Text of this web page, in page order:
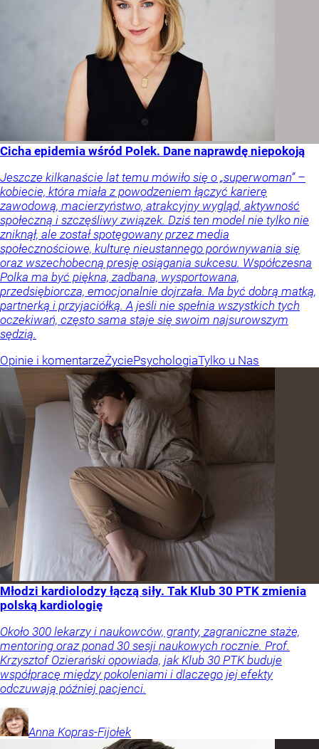
Cicha epidemia wśród Polek. Dane naprawdę niepokoją
Jeszcze kilkanaście lat temu mówiło się o „superwoman” –
kobiecie, która miała z powodzeniem łączyć karierę
zawodową, macierzyństwo, atrakcyjny wygląd, aktywność
społeczną i szczęśliwy związek. Dziś ten model nie tylko nie
zniknął, ale został spotęgowany przez media
społecznościowe, kulturę nieustannego porównywania się
oraz wszechobecną presję osiągania sukcesu. Współczesna
Polka ma być piękna, zadbana, wysportowana,
przedsiębiorcza, emocjonalnie dojrzała. Ma być dobrą matką,
partnerką i przyjaciółką. A jeśli nie spełnia wszystkich tych
oczekiwań, często sama staje się swoim najsurowszym
sędzią.
Opinie i komentarzeŻyciePsychologiaTylko u Nas
Młodzi kardiolodzy łączą siły. Tak Klub 30 PTK zmienia
polską kardiologię
Około 300 lekarzy i naukowców, granty, zagraniczne staże,
mentoring oraz ponad 30 sesji naukowych rocznie. Prof.
Krzysztof Ozierański opowiada, jak Klub 30 PTK buduje
współpracę między pokoleniami i dlaczego jej efekty
odczuwają później pacjenci.
Anna Kopras-Fijołek